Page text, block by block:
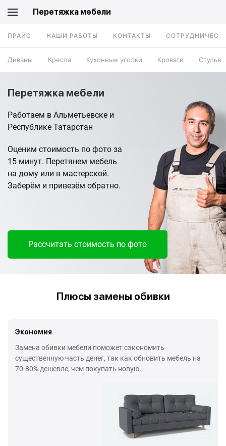
Перетяжка мебели
ПРАЙС НАШИ РАБОТЫ КОНТАКТЫ
Диваны Кресла Кухонные уголки Кровати Стулья
Перетяжка мебели
Работаем в Альметьевске и
Республике Татарстан
Оценим стоимость по фото за
15 минут. Перетянем мебель
на дому или в мастерской.
Заберём и привезём обратно.
Рассчитать стоимость по фото
Плюсы замены обивки
Экономия
Замена обивки мебели поможет сэкономить
существенную часть денег, так как обновить мебель на
70-80% дешевле, чем покупать новую.